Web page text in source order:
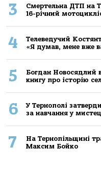
3
Смертельнa ДТП нa
16-річний
4
Телеведучий
«Я думав, мене вже
5
Богдан Новосядлий
книгу про історію
6
У Тернополі
за навчання у
7
На Тернопільщині
Максим Бойко